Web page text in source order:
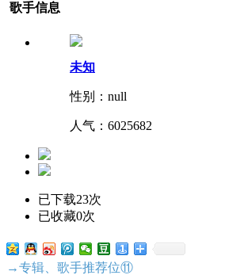
歌手信息
未知
性别：null
人气： 6025682
已下载23次
已收藏0次
→专辑、歌手推荐位⑪